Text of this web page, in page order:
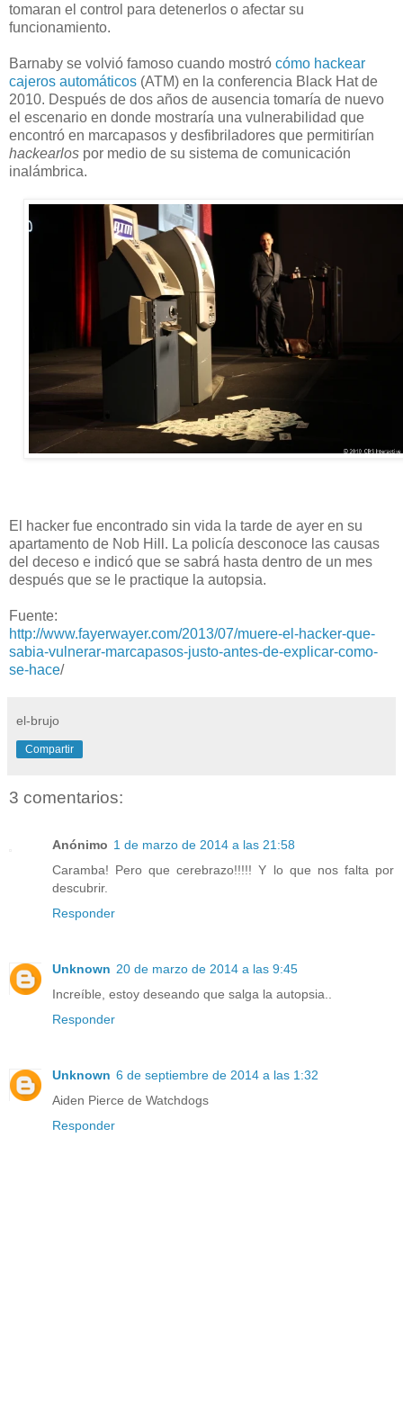
tomaran el control para detenerlos o afectar su
funcionamiento.
Barnaby se volvió famoso cuando mostró cómo hackear
cajeros automáticos (ATM) en la conferencia Black Hat de
2010. Después de dos años de ausencia tomaría de nuevo
el escenario en donde mostraría una vulnerabilidad que
encontró en marcapasos y desfibriladores que permitirían
hackearlos por medio de su sistema de comunicación
inalámbrica.
El hacker fue encontrado sin vida la tarde de ayer en su
apartamento de Nob Hill. La policía desconoce las causas
del deceso e indicó que se sabrá hasta dentro de un mes
después que se le practique la autopsia.
Fuente:
http://www.fayerwayer.com/2013/07/muere-el-hacker-que-
sabia-vulnerar-marcapasos-justo-antes-de-explicar-como-
se-hace/
el-brujo
Compartir
3 comentarios:
Anónimo 1 de marzo de 2014 a las 21:58
Caramba! Pero que cerebrazo!!!!! Y lo que nos falta por
descubrir.
Responder
Unknown 20 de marzo de 2014 a las 9:45
Increíble, estoy deseando que salga la autopsia..
Responder
Unknown 6 de septiembre de 2014 a las 1:32
Aiden Pierce de Watchdogs
Responder